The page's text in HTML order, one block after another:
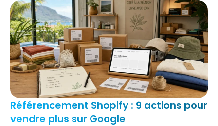
Référencement Shopify : 9 actions pour
vendre plus sur Google